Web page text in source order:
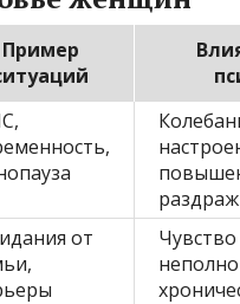
Пример
от
Чувство